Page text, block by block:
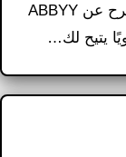
748.68 MB الناشر EgyptianTech كل شرح عن ABBYY